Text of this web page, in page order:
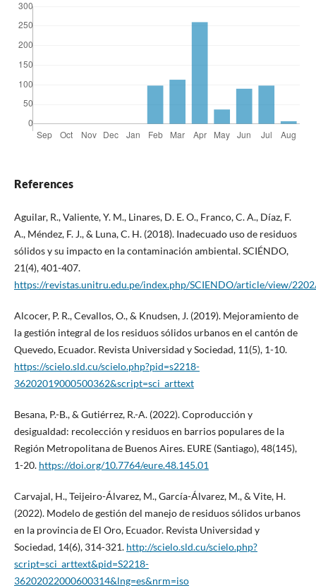
References
Aguilar, R., Valiente, Y. M., Linares, D. E. O., Franco, C. A., Díaz, F.
A., Méndez, F. J., & Luna, C. H. (2018). Inadecuado uso de residuos
sólidos y su impacto en la contaminación ambiental. SCIÉNDO,
21(4), 401-407.
https://revistas.unitru.edu.pe/index.php/SCIENDO/article/view/
Alcocer, P. R., Cevallos, O., & Knudsen, J. (2019). Mejoramiento de
la gestión integral de los residuos sólidos urbanos en el cantón de
Quevedo, Ecuador. Revista Universidad y Sociedad, 11(5), 1-10.
https://scielo.sld.cu/scielo.php?pid=s2218-
36202019000500362&script=sci_arttext
Besana, P.-B., & Gutiérrez, R.-A. (2022). Coproducción y
desigualdad: recolección y residuos en barrios populares de la
Región Metropolitana de Buenos Aires. EURE (Santiago), 48(145),
1-20. https://doi.org/10.7764/eure.48.145.01
Carvajal, H., Teijeiro-Álvarez, M., García-Álvarez, M., & Vite, H.
(2022). Modelo de gestión del manejo de residuos sólidos urbanos
en la provincia de El Oro, Ecuador. Revista Universidad y
Sociedad, 14(6), 314-321. http://scielo.sld.cu/scielo.php?
script=sci_arttext&pid=S2218-
36202022000600314&lng=es&nrm=iso